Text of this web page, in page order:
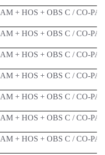
AM + HOS + OBS C / CO-
AM + HOS + OBS C / CO-
AM + HOS + OBS C / CO-
AM + HOS + OBS C / CO-
AM + HOS + OBS C / CO-
AM + HOS + OBS C / CO-
AM + HOS + OBS C / CO-